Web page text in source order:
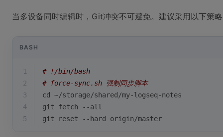
当多设备同时编辑时，Git冲突不可避免。建议采用以下策
BASH
1
# !/bin/bash
2
# force-sync.sh 强制同步脚本
3
cd
~/storage/shared/my-logseq-notes
4
git fetch --all
5
git reset --hard origin/master